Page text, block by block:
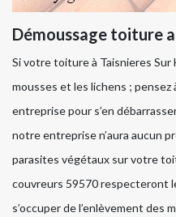
Démoussage toiture
Si votre toiture à Taisnieres Sur
mousses et les lichens ;
entreprise pour s’en
notre entreprise n’aura aucun
parasites végétaux sur votre
couvreurs 59570 respecteront
s’occuper de l’enlèvement des